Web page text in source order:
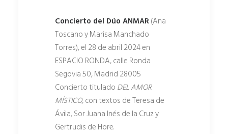
Concierto del Dúo ANMAR(Ana
Toscano y Marisa Manchado
Torres), el 28 de abril 2024 en
ESPACIO RONDA, calle Ronda
Segovia 50, Madrid 28005
Concierto titulado DEL AMOR
MÍSTICO,con textos de Teresa de
Ávila, Sor Juana Inés de la Cruz y
Gertrudis de Hore.